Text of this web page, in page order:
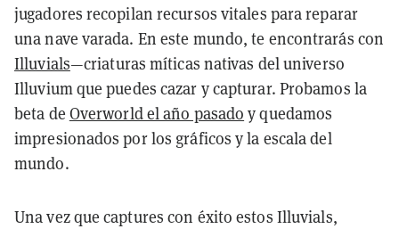
jugadores recopilan recursos vitales para reparar
una nave varada. En este mundo, te encontrarás con
Illuvials—criaturas míticas nativas del universo
Illuvium que puedes cazar y capturar. Probamos la
beta de Overworld el año pasado y quedamos
impresionados por los gráficos y la escala del
mundo.
Una vez que captures con éxito estos Illuvials,